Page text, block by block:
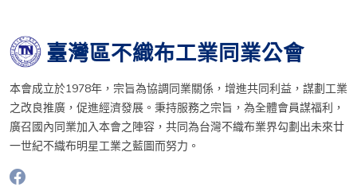
臺灣區不織布工業同業公會
本會成立於1978年，宗旨為協調同業關係，增進共同利益，謀劃工業
之改良推廣，促進經濟發展。秉持服務之宗旨，為全體會員謀福利，
廣召國內同業加入本會之陣容，共同為台灣不織布業界勾劃出未來廿
一世紀不織布明星工業之藍圖而努力。